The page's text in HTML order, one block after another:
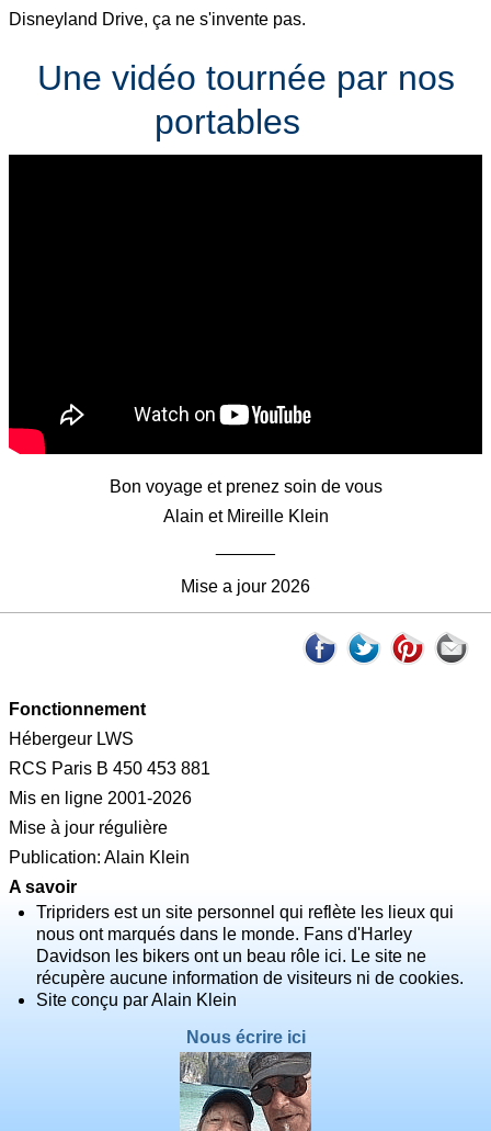
Disneyland Drive, ça ne s'invente pas.
Une vidéo tournée par nos
portables
Bon voyage et prenez soin de vous
Alain et Mireille Klein
Mise a jour 2026
Fonctionnement
Hébergeur LWS
RCS Paris B 450 453 881
Mis en ligne 2001-2026
Mise à jour régulière
Publication: Alain Klein
A savoir
Tripriders est un site personnel qui reflète les lieux qui
nous ont marqués dans le monde. Fans d'Harley
Davidson les bikers ont un beau rôle ici. Le site ne
récupère aucune information de visiteurs ni de cookies.
Site conçu par Alain Klein
Nous écrire ici